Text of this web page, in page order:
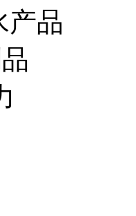
产品